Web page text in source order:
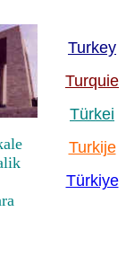
Turkey
Turquie
Türkei
Turkije
Türkiye